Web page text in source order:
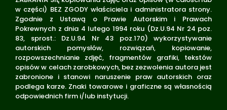
w części) BEZ ZGODY właściciela i administratora strony.
Zgodnie z Ustawą o Prawie Autorskim i Prawach
Pokrewnych z dnia 4 lutego 1994 roku (Dz.U.94 Nr 24 poz.
83, sprost.: Dz.U.94 Nr 43 poz.170) wykorzystywanie
autorskich pomysłów, rozwiązań, kopiowanie,
rozpowszechnianie zdjęć, fragmentów grafiki, tekstów
opisów w celach zarobkowych, bez zezwolenia autora jest
zabronione i stanowi naruszenie praw autorskich oraz
podlega karze. Znaki towarowe i graficzne są własnością
odpowiednich firm i/lub instytucji.